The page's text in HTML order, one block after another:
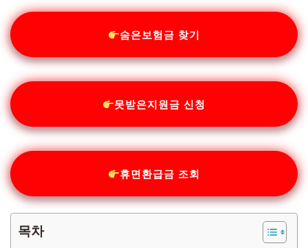
숨은보험금 찾기
못받은지원금 신청
휴면환급금 조회
목차